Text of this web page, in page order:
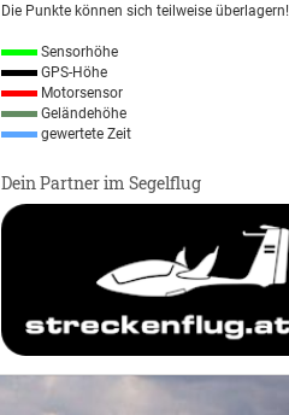
Die Punkte können sich teilweise überlagern!
Sensorhöhe
GPS-Höhe
Motorsensor
Geländehöhe
gewertete Zeit
Dein Partner im Segelflug